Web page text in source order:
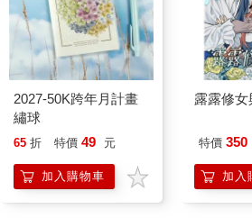
2027-50K跨年月計畫
繡球
65 折 特價 49 元
加入購物車
露露修
特價 350
加入